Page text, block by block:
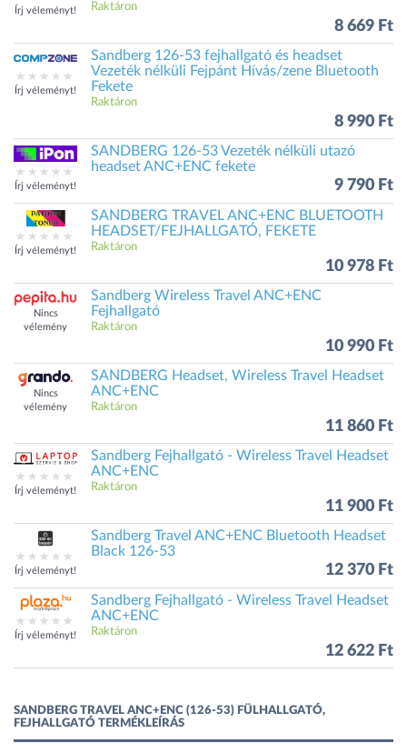
Írj véleményt! Raktáron
8 669 Ft
Írj véleményt!
Sandberg 126-53 fejhallgató és headset
Vezeték nélküli Fejpánt Hívás/zene Bluetooth
Fekete
Raktáron
8 990 Ft
Írj véleményt!
SANDBERG 126-53 Vezeték nélküli utazó
headset ANC+ENC fekete
9 790 Ft
Írj véleményt!
SANDBERG TRAVEL ANC+ENC BLUETOOTH
HEADSET/FEJHALLGATÓ, FEKETE
Raktáron
10 978 Ft
Nincs
vélemény
Sandberg Wireless Travel ANC+ENC
Fejhallgató
Raktáron
10 990 Ft
Nincs
vélemény
SANDBERG Headset, Wireless Travel Headset
ANC+ENC
Raktáron
11 860 Ft
Írj véleményt!
Sandberg Fejhallgató - Wireless Travel Headset
ANC+ENC
Raktáron
11 900 Ft
Írj véleményt!
Sandberg Travel ANC+ENC Bluetooth Headset
Black 126-53
12 370 Ft
Írj véleményt!
Sandberg Fejhallgató - Wireless Travel Headset
ANC+ENC
Raktáron
12 622 Ft
SANDBERG TRAVEL ANC+ENC (126-53) FÜLHALLGATÓ,
FEJHALLGATÓ TERMÉKLEÍRÁS